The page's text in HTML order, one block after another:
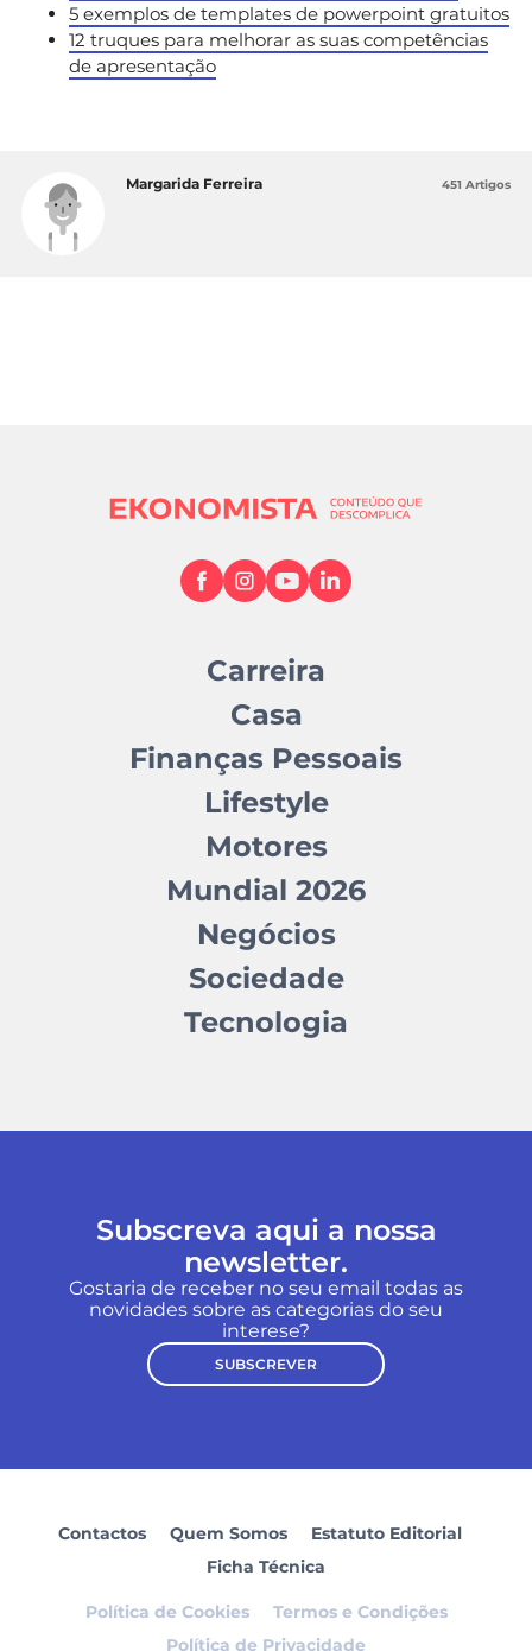
5 exemplos de templates de powerpoint gratuitos
12 truques para melhorar as suas competências
de apresentação
Margarida Ferreira 451 Artigos
Carreira
Casa
Finanças Pessoais
Lifestyle
Motores
Mundial 2026
Negócios
Sociedade
Tecnologia
Subscreva aqui a nossa
newsletter.
Gostaria de receber no seu email todas as
novidades sobre as categorias do seu
interese?
SUBSCREVER
Contactos Quem Somos
Estatuto Editorial
Ficha Técnica
Política de Cookies
Termos e Condições
Política de Privacidade